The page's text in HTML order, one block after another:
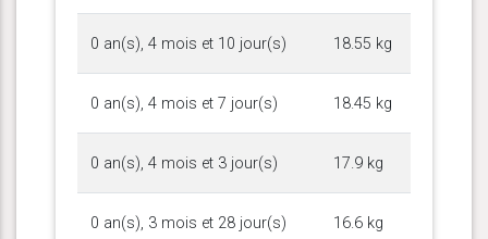
0 an(s), 4 mois et 10 jour(s) 18.55 kg
0 an(s), 4 mois et 7 jour(s) 18.45 kg
0 an(s), 4 mois et 3 jour(s) 17.9 kg
0 an(s), 3 mois et 28 jour(s) 16.6 kg